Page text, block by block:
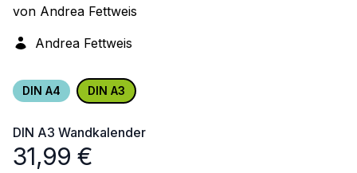
von Andrea Fettweis
Andrea Fettweis
DIN A4 DIN A3
DIN A3 Wandkalender
31,99 €